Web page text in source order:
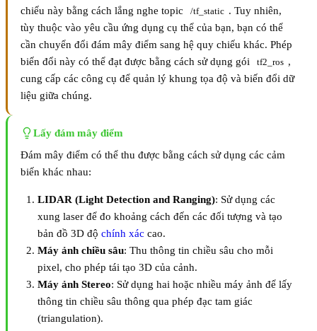
chiếu này bằng cách lắng nghe topic
/tf_static . Tuy nhiên,
tùy thuộc vào yêu cầu ứng dụng cụ thể của bạn, bạn có thể
cần chuyển đổi đám mây điểm sang hệ quy chiếu khác. Phép
biến đổi này có thể đạt được bằng cách sử dụng gói
tf2_ros ,
cung cấp các công cụ để quản lý khung tọa độ và biến đổi dữ
liệu giữa chúng.
Lấy đám mây điểm
Đám mây điểm có thể thu được bằng cách sử dụng các cảm
biến khác nhau:
LIDAR (Light Detection and Ranging): Sử dụng các
xung laser để đo khoảng cách đến các đối tượng và tạo
bản đồ 3D độ chính xác cao.
Máy ảnh chiều sâu: Thu thông tin chiều sâu cho mỗi
pixel, cho phép tái tạo 3D của cảnh.
Máy ảnh Stereo: Sử dụng hai hoặc nhiều máy ảnh để lấy
thông tin chiều sâu thông qua phép đạc tam giác
(triangulation).